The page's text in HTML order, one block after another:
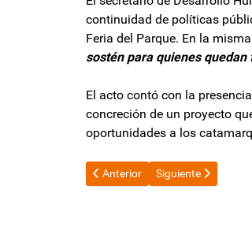
continuidad de políticas
Feria del Parque. En la
sostén para quienes
El acto contó con la
concreción de un proyecto
oportunidades a los
Artículo anterior: El Gobierno
Anterior Artículo siguiente:
Siguiente